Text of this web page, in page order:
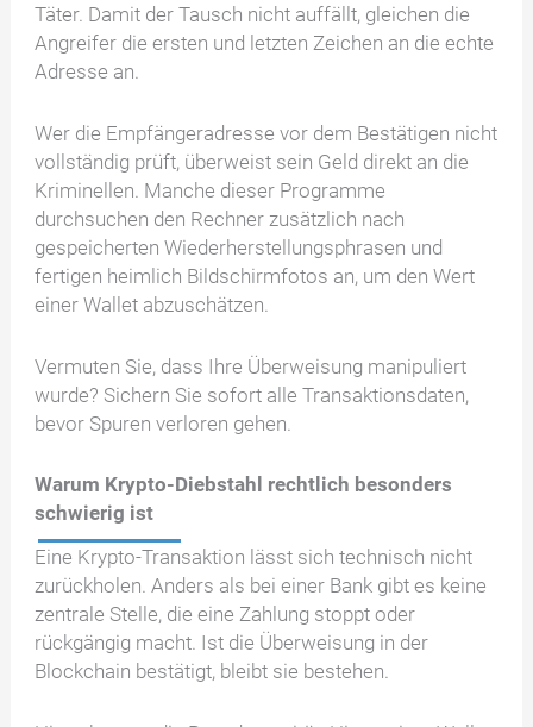
Täter. Damit der Tausch nicht auffällt, gleichen die
Angreifer die ersten und letzten Zeichen an die echte
Adresse an.
Wer die Empfängeradresse vor dem Bestätigen nicht
vollständig prüft, überweist sein Geld direkt an die
Kriminellen. Manche dieser Programme
durchsuchen den Rechner zusätzlich nach
gespeicherten Wiederherstellungsphrasen und
fertigen heimlich Bildschirmfotos an, um den Wert
einer Wallet abzuschätzen.
Vermuten Sie, dass Ihre Überweisung manipuliert
wurde? Sichern Sie sofort alle Transaktionsdaten,
bevor Spuren verloren gehen.
Warum Krypto-Diebstahl rechtlich besonders
schwierig ist
Eine Krypto-Transaktion lässt sich technisch nicht
zurückholen. Anders als bei einer Bank gibt es keine
zentrale Stelle, die eine Zahlung stoppt oder
rückgängig macht. Ist die Überweisung in der
Blockchain bestätigt, bleibt sie bestehen.